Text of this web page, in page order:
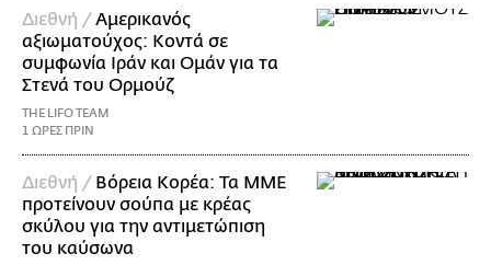
Διεθνή /Αμερικανός
αξιωματούχος: Κοντά σε
συμφωνία Ιράν και Ομάν για τα
Στενά του Ορμούζ
THE LIFO TEAM
1 ΩΡΕΣ ΠΡΙΝ
Διεθνή / Βόρεια Κορέα: Τα ΜΜΕ
προτείνουν σούπα με κρέας
σκύλου για την αντιμετώπιση
του καύσωνα